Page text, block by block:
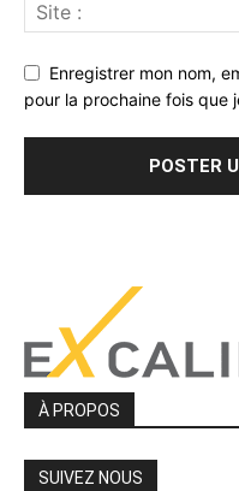
Enregistrer mon nom,
pour la prochaine fois que
À PROPOS
SUIVEZ NOUS